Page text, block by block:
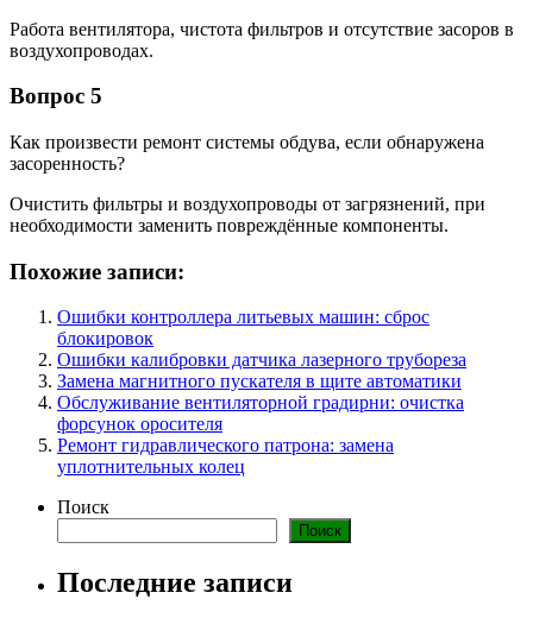
Работа вентилятора, чистота фильтров и отсутствие засоров в
воздухопроводах.
Вопрос 5
Как произвести ремонт системы обдува, если обнаружена
засоренность?
Очистить фильтры и воздухопроводы от загрязнений, при
необходимости заменить повреждённые компоненты.
Похожие записи:
Ошибки контроллера литьевых машин: сброс
блокировок
Ошибки калибровки датчика лазерного трубореза
Замена магнитного пускателя в щите автоматики
Обслуживание вентиляторной градирни: очистка
форсунок оросителя
Ремонт гидравлического патрона: замена
уплотнительных колец
Поиск
Поиск
Последние записи